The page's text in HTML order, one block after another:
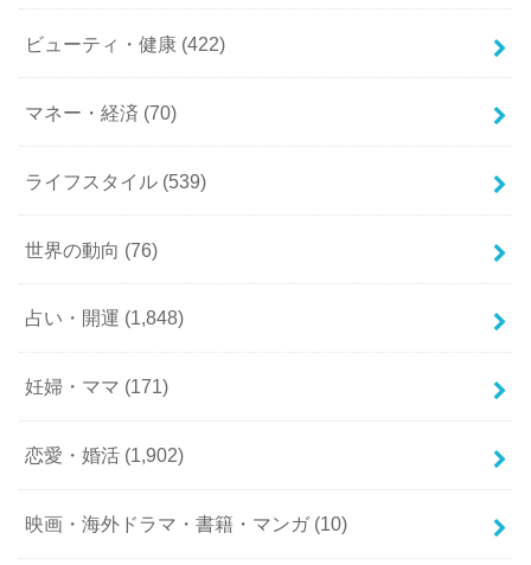
ビューティ・健康 (422)
マネー・経済 (70)
ライフスタイル (539)
世界の動向 (76)
占い・開運 (1,848)
妊婦・ママ (171)
恋愛・婚活 (1,902)
映画・海外ドラマ・書籍・マンガ (10)